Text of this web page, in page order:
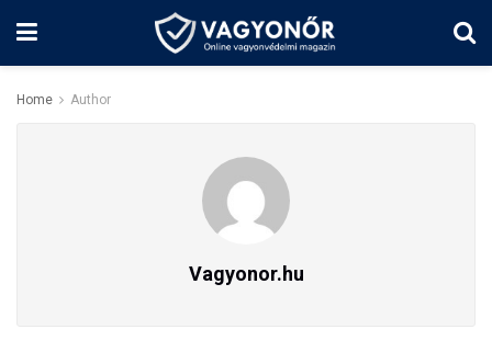
Home Author
Vagyonor.hu